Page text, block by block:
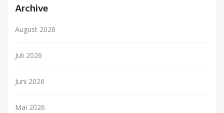
Archive
August 2026
Juli 2026
Juni 2026
Mai 2026